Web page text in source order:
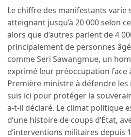
Le chiffre des manifestants varie
atteignant jusqu’à 20 000 selon
alors que d’autres parlent de 4
principalement de personnes
comme Seri Sawangmue, un
exprimé leur préoccupation face
Première ministre à défendre les
suis ici pour protéger la
a-t-il déclaré. Le climat politique
d’une histoire de coups d’État,
d’interventions militaires depuis